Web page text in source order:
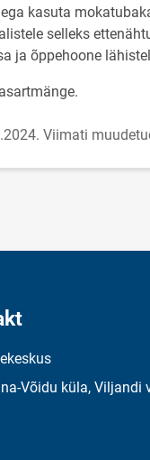
kasuta
selleks
ja õppehoone
Viimati
Võidu küla, Viljandi